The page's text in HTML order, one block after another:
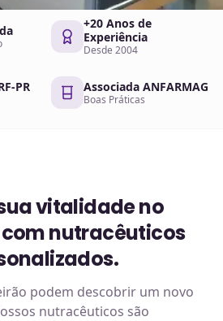
+20 Anos de
Experiência
Desde 2004
PR Associada ANFARMAG
Boas Práticas
vitalidade no
nutracêuticos
podem descobrir um novo
nutracêuticos são